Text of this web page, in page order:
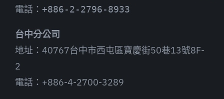
電話：+886-2-2796-8933
台中分公司
地址：40767台中市西屯區寶慶街50巷13號8F-
2
電話：+886-4-2700-3289